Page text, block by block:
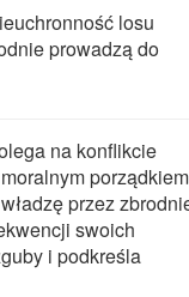
losu
prowadzą do
na konflikcie
porządkiem
przez
swoich
i podkreśla